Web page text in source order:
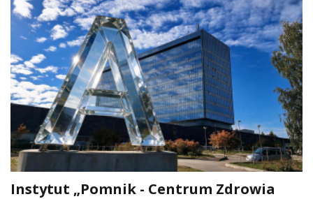
Instytut „Pomnik - Centrum Zdrowia